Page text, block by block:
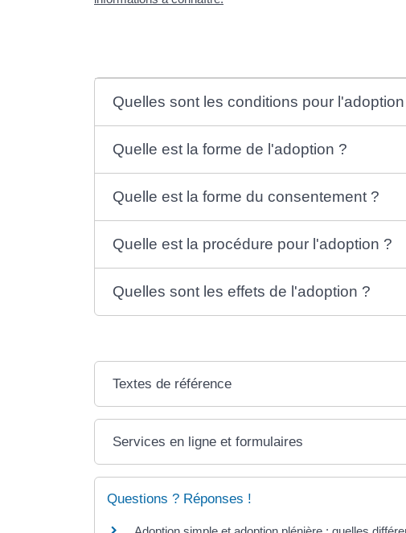
Quelles sont les conditions pour
Quelle est la forme de l'adoption ?
Quelle est la forme du consentement ?
Quelle est la procédure pour l'adoption ?
Quelles sont les effets de l'adoption ?
Textes de référence
Services en ligne et formulaires
Questions ? Réponses !